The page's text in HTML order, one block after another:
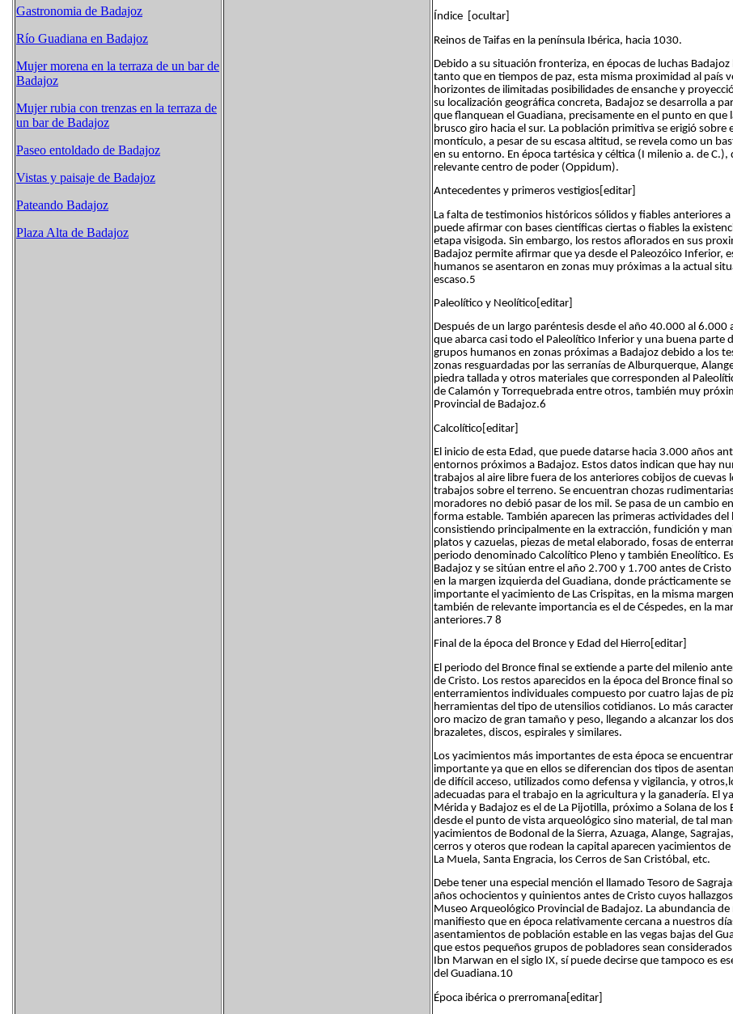
Gastronomia de Badajoz
Río Guadiana en Badajoz
Mujer morena en la terraza de un bar de
Badajoz
Mujer rubia con trenzas en la terraza de
un bar de Badajoz
Paseo entoldado de Badajoz
Vistas y paisaje de Badajoz
Pateando Badajoz
Plaza Alta de Badajoz
Índice [ocultar]
Reinos de Taifas en la península Ibérica, hacia 1030.
Debido a su situación fronteriza, en épocas de luchas
tanto que en tiempos de paz, esta misma proximidad al país
horizontes de ilimitadas posibilidades de ensanche y
su localización geográfica concreta, Badajoz se desarrolla a
que flanquean el Guadiana, precisamente en el punto en
brusco giro hacia el sur. La población primitiva se erigió
montículo, a pesar de su escasa altitud, se revela como un
en su entorno. En época tartésica y céltica (I milenio a. de
relevante centro de poder (Oppidum).
Antecedentes y primeros vestigios[editar]
La falta de testimonios históricos sólidos y fiables anteriores
puede afirmar con bases científicas ciertas o fiables la
etapa visigoda. Sin embargo, los restos aflorados en sus
Badajoz permite afirmar que ya desde el Paleozóico Inferior,
humanos se asentaron en zonas muy próximas a la actual
escaso.5
Paleolítico y Neolítico[editar]
Después de un largo paréntesis desde el año 40.000 al
que abarca casi todo el Paleolítico Inferior y una buena
grupos humanos en zonas próximas a Badajoz debido a los
zonas resguardadas por las serranías de Alburquerque,
piedra tallada y otros materiales que corresponden al
de Calamón y Torrequebrada entre otros, también muy
Provincial de Badajoz.6
Calcolítico[editar]
El inicio de esta Edad, que puede datarse hacia 3.000 años
entornos próximos a Badajoz. Estos datos indican que hay
trabajos al aire libre fuera de los anteriores cobijos de
trabajos sobre el terreno. Se encuentran chozas
moradores no debió pasar de los mil. Se pasa de un cambio
forma estable. También aparecen las primeras actividades
consistiendo principalmente en la extracción, fundición y
platos y cazuelas, piezas de metal elaborado, fosas de
periodo denominado Calcolítico Pleno y también Eneolítico.
Badajoz y se sitúan entre el año 2.700 y 1.700 antes de
en la margen izquierda del Guadiana, donde prácticamente
importante el yacimiento de Las Crispitas, en la misma
también de relevante importancia es el de Céspedes, en la
anteriores.7 8
Final de la época del Bronce y Edad del Hierro[editar]
El periodo del Bronce final se extiende a parte del milenio
de Cristo. Los restos aparecidos en la época del Bronce final
enterramientos individuales compuesto por cuatro lajas de
herramientas del tipo de utensilios cotidianos. Lo más
oro macizo de gran tamaño y peso, llegando a alcanzar los
brazaletes, discos, espirales y similares.
Los yacimientos más importantes de esta época se
importante ya que en ellos se diferencian dos tipos de
de difícil acceso, utilizados como defensa y vigilancia, y
adecuadas para el trabajo en la agricultura y la ganadería.
Mérida y Badajoz es el de La Pijotilla, próximo a Solana de
desde el punto de vista arqueológico sino material, de tal
yacimientos de Bodonal de la Sierra, Azuaga, Alange,
cerros y oteros que rodean la capital aparecen yacimientos
La Muela, Santa Engracia, los Cerros de San Cristóbal, etc.
Debe tener una especial mención el llamado Tesoro de
años ochocientos y quinientos antes de Cristo cuyos
Museo Arqueológico Provincial de Badajoz. La abundancia
manifiesto que en época relativamente cercana a nuestros
asentamientos de población estable en las vegas bajas del
que estos pequeños grupos de pobladores sean
Ibn Marwan en el siglo IX, sí puede decirse que tampoco es
del Guadiana.10
Época ibérica o prerromana[editar]